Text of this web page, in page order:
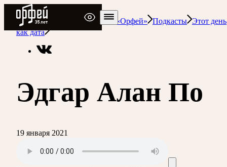
Радио Орфей
Радио классической музыки «Орфей»
Подкасты Этот день
как дата
Эдгар Алан По
19 января 2021